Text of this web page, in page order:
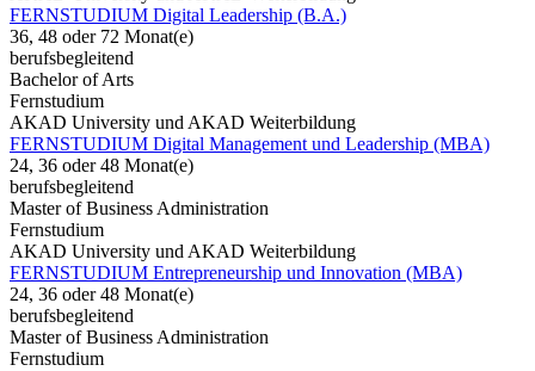
FERNSTUDIUM Digital Leadership (B.A.)
36, 48 oder 72 Monat(e)
berufsbegleitend
Bachelor of Arts
Fernstudium
AKAD University und AKAD Weiterbildung
FERNSTUDIUM Digital Management und Leadership (MBA)
24, 36 oder 48 Monat(e)
berufsbegleitend
Master of Business Administration
Fernstudium
AKAD University und AKAD Weiterbildung
FERNSTUDIUM Entrepreneurship und Innovation (MBA)
24, 36 oder 48 Monat(e)
berufsbegleitend
Master of Business Administration
Fernstudium